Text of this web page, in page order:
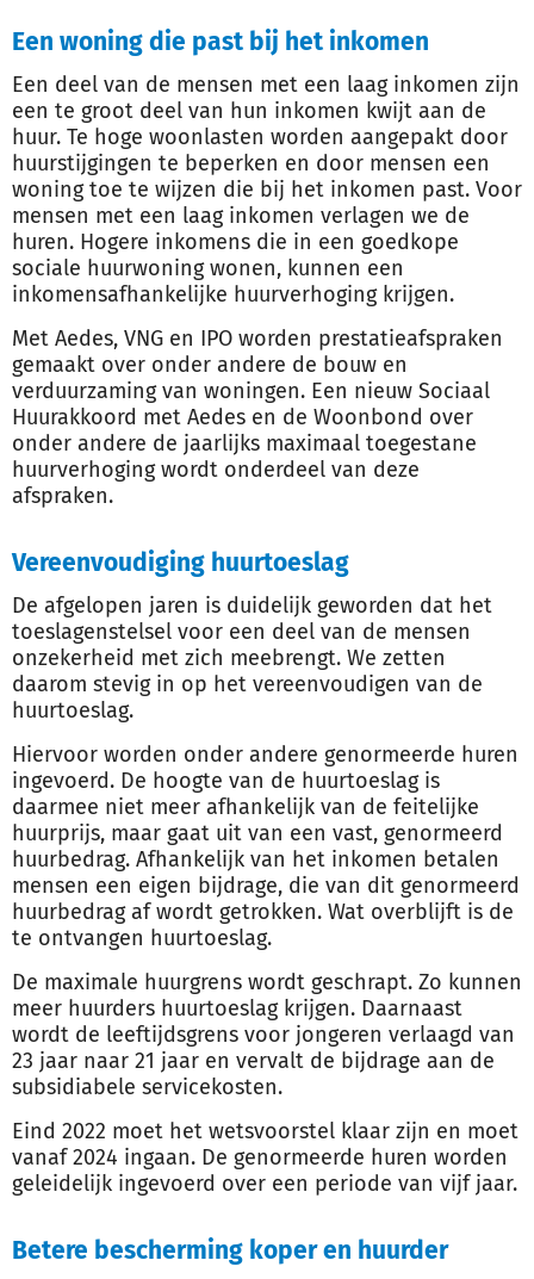
Een woning die past bij het inkomen
Een deel van de mensen met een laag inkomen zijn
een te groot deel van hun inkomen kwijt aan de
huur. Te hoge woonlasten worden aangepakt door
huurstijgingen te beperken en door mensen een
woning toe te wijzen die bij het inkomen past. Voor
mensen met een laag inkomen verlagen we de
huren. Hogere inkomens die in een goedkope
sociale huurwoning wonen, kunnen een
inkomensafhankelijke huurverhoging krijgen.
Met Aedes, VNG en IPO worden prestatieafspraken
gemaakt over onder andere de bouw en
verduurzaming van woningen. Een nieuw Sociaal
Huurakkoord met Aedes en de Woonbond over
onder andere de jaarlijks maximaal toegestane
huurverhoging wordt onderdeel van deze
afspraken.
Vereenvoudiging huurtoeslag
De afgelopen jaren is duidelijk geworden dat het
toeslagenstelsel voor een deel van de mensen
onzekerheid met zich meebrengt. We zetten
daarom stevig in op het vereenvoudigen van de
huurtoeslag.
Hiervoor worden onder andere genormeerde huren
ingevoerd. De hoogte van de huurtoeslag is
daarmee niet meer afhankelijk van de feitelijke
huurprijs, maar gaat uit van een vast, genormeerd
huurbedrag. Afhankelijk van het inkomen betalen
mensen een eigen bijdrage, die van dit genormeerd
huurbedrag af wordt getrokken. Wat overblijft is de
te ontvangen huurtoeslag.
De maximale huurgrens wordt geschrapt. Zo kunnen
meer huurders huurtoeslag krijgen. Daarnaast
wordt de leeftijdsgrens voor jongeren verlaagd van
23 jaar naar 21 jaar en vervalt de bijdrage aan de
subsidiabele servicekosten.
Eind 2022 moet het wetsvoorstel klaar zijn en moet
vanaf 2024 ingaan. De genormeerde huren worden
geleidelijk ingevoerd over een periode van vijf jaar.
Betere bescherming koper en huurder